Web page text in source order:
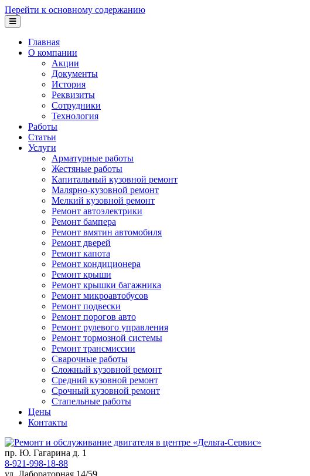
Перейти к основному содержанию
Главная
О компании
Акции
Документы
История
Реквизиты
Сотрудники
Технология
Работы
Статьи
Услуги
Арматурные работы
Жестяные работы
Капитальный кузовной ремонт
Малярно-кузовной ремонт
Мелкий кузовной ремонт
Ремонт автоэлектрики
Ремонт бампера
Ремонт вмятин автомобиля
Ремонт дверей
Ремонт капота
Ремонт кондиционера
Ремонт крыши
Ремонт крышки багажника
Ремонт микроавтобусов
Ремонт подвески
Ремонт порогов авто
Ремонт рулевого управления
Ремонт тормозной системы
Ремонт трансмиссии
Сварочные работы
Сложный кузовной ремонт
Средний кузовной ремонт
Срочный кузовной ремонт
Стапельные работы
Цены
Контакты
пр. Ю. Гагарина д. 1
8-921-998-18-88
ул. Лабораторная 14/59